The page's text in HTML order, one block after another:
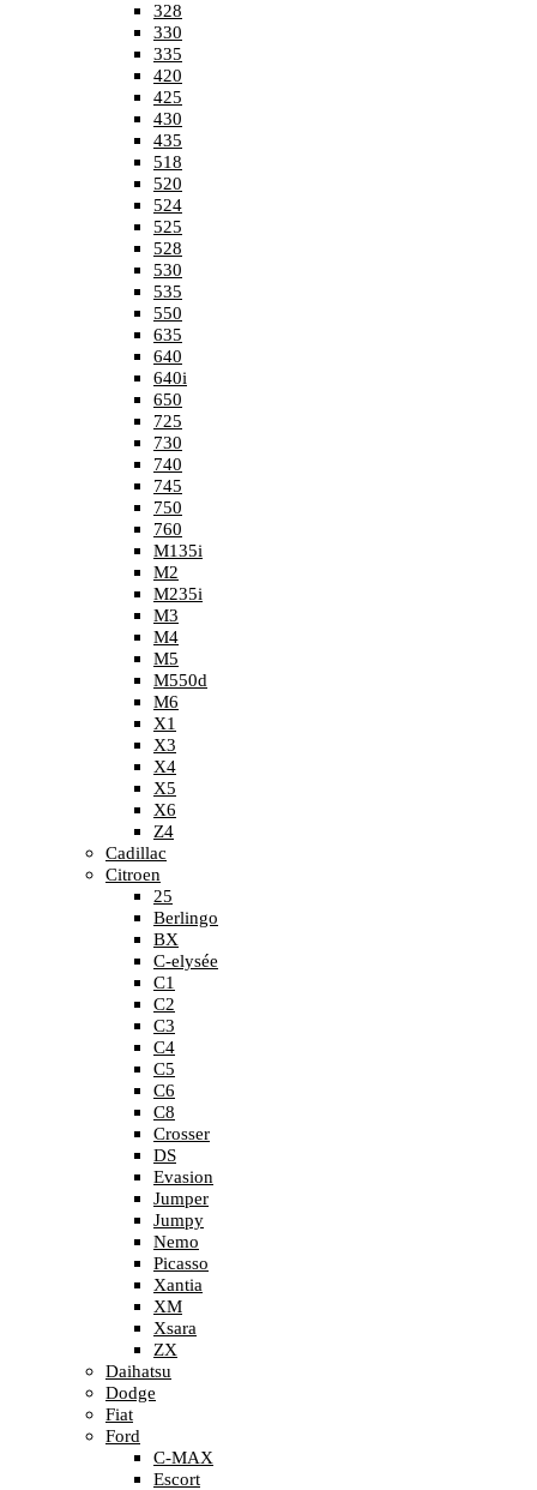
328
330
335
420
425
430
435
518
520
524
525
528
530
535
550
635
640
640i
650
725
730
740
745
750
760
M135i
M2
M235i
M3
M4
M5
M550d
M6
X1
X3
X4
X5
X6
Z4
Cadillac
Citroen
25
Berlingo
BX
C-elysée
C1
C2
C3
C4
C5
C6
C8
Crosser
DS
Evasion
Jumper
Jumpy
Nemo
Picasso
Xantia
XM
Xsara
ZX
Daihatsu
Dodge
Fiat
Ford
C-MAX
Escort